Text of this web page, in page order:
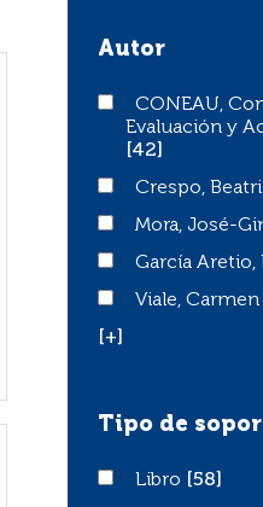
Autor
CONEAU,
CONEAU,
Evaluación y
[42]
Crespo, Beatriz
Crespo,
Mora, José-Ginés
Mora, José-
García Aretio, L.
García Aretio,
Viale, Carmen
Viale, Carmen
[+]
Tipo de
LibroLibro
[58]